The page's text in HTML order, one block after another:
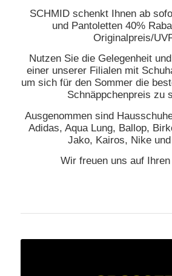
SCHMID schenkt Ihnen ab
und Pantoletten 40%
Originalpreis/
Nutzen Sie die Gelegenheit
einer unserer Filialen mit
um sich für den Sommer die
Schnäppchenpreis zu
Ausgenommen sind
Adidas, Aqua Lung, Ballop,
Jako, Kairos, Nike
Wir freuen uns auf